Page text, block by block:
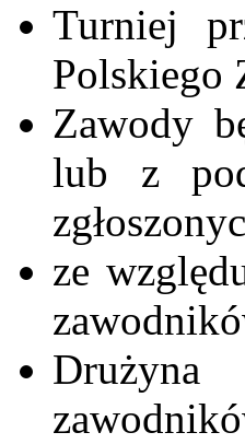
Turniej
Polskiego
Zawody
lub z
ze